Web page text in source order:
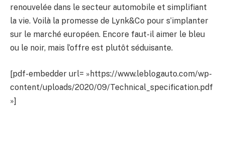
renouvelée dans le secteur automobile et simplifiant
la vie. Voilà la promesse de Lynk&Co pour s’implanter
sur le marché européen. Encore faut-il aimer le bleu
ou le noir, mais l’offre est plutôt séduisante.
[pdf-embedder url= »https://www.leblogauto.com/wp-
content/uploads/2020/09/Technical_specification.pdf
»]